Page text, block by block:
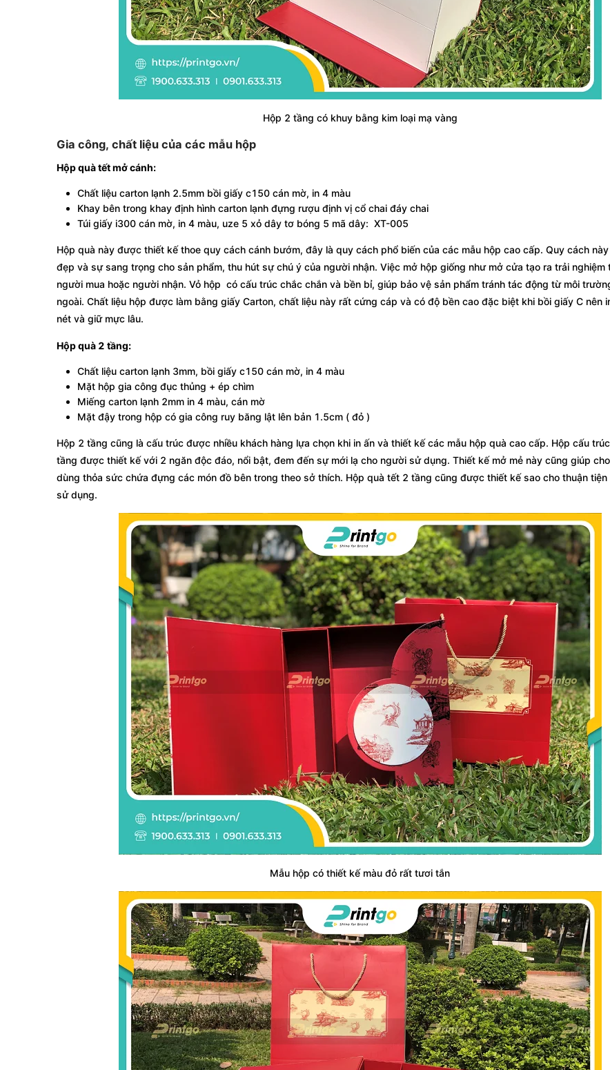
Hộp 2 tầng có khuy bằng kim loại mạ vàng
Gia công, chất liệu của các mẫu hộp
Hộp quà tết mở cánh:
Chất liệu carton lạnh 2.5mm bồi giấy c150 cán mờ, in 4 màu
Khay bên trong khay định hình carton lạnh đựng rượu định vị cổ chai đáy chai
Túi giấy i300 cán mờ, in 4 màu, uze 5 xỏ dây tơ bóng 5 mã dây: XT-005
Hộp quà này được thiết kế thoe quy cách cánh bướm, đây là quy cách phổ biến của các mẫu hộp cao cấp. Quy cách
đẹp và sự sang trọng cho sản phẩm, thu hút sự chú ý của người nhận. Việc mở hộp giống như mở cửa tạo ra trải nghiệm
người mua hoặc người nhận. Vỏ hộp có cấu trúc chắc chắn và bền bỉ, giúp bảo vệ sản phẩm tránh tác động từ môi
ngoài. Chất liệu hộp được làm bằng giấy Carton, chất liệu này rất cứng cáp và có độ bền cao đặc biệt khi bồi giấy C nên
nét và giữ mực lâu.
Hộp quà 2 tầng:
Chất liệu carton lạnh 3mm, bồi giấy c150 cán mờ, in 4 màu
Mặt hộp gia công đục thủng + ép chìm
Miếng carton lạnh 2mm in 4 màu, cán mờ
Mặt đậy trong hộp có gia công ruy băng lật lên bản 1.5cm ( đỏ )
Hộp 2 tầng cũng là cấu trúc được nhiều khách hàng lựa chọn khi in ấn và thiết kế các mẫu hộp quà cao cấp. Hộp cấu
tầng được thiết kế với 2 ngăn độc đáo, nổi bật, đem đến sự mới lạ cho người sử dụng. Thiết kế mở mẻ này cũng giúp
dùng thỏa sức chứa đựng các món đồ bên trong theo sở thích. Hộp quà tết 2 tầng cũng được thiết kế sao cho thuận
sử dụng.
Mẫu hộp có thiết kế màu đỏ rất tươi tắn